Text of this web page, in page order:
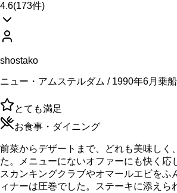
4.6(173件)
shostako
ニュー・アムステルダム / 1990年6月乗船
とても満足
お食事・ダイニング
前菜からデザートまで、どれも美味しく
た。メニューにないオファーにも快く応
スカンキングクラブやオマールエビをふ
ィナーは圧巻でした。ステーキに添えら